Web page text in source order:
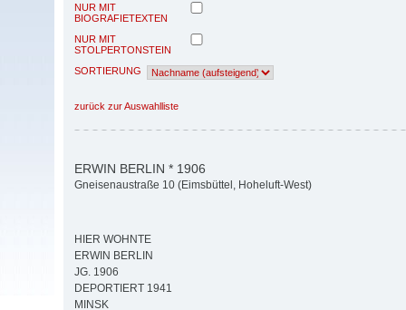
NUR MIT
BIOGRAFIETEXTEN
NUR MIT
STOLPERTONSTEIN
SORTIERUNG
zurück zur Auswahlliste
ERWIN BERLIN * 1906
Gneisenaustraße 10 (Eimsbüttel, Hoheluft-West)
HIER WOHNTE
ERWIN BERLIN
JG. 1906
DEPORTIERT 1941
MINSK